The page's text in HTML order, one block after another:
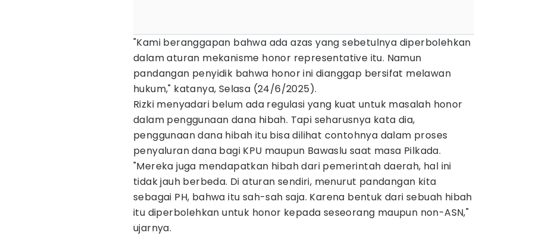
"Kami beranggapan bahwa ada azas yang sebetulnya diperbolehkan
dalam aturan mekanisme honor representative itu. Namun
pandangan penyidik bahwa honor ini dianggap bersifat melawan
hukum," katanya, Selasa (24/6/2025).
Rizki menyadari belum ada regulasi yang kuat untuk masalah honor
dalam penggunaan dana hibah. Tapi seharusnya kata dia,
penggunaan dana hibah itu bisa dilihat contohnya dalam proses
penyaluran dana bagi KPU maupun Bawaslu saat masa Pilkada.
"Mereka juga mendapatkan hibah dari pemerintah daerah, hal ini
tidak jauh berbeda. Di aturan sendiri, menurut pandangan kita
sebagai PH, bahwa itu sah-sah saja. Karena bentuk dari sebuah hibah
itu diperbolehkan untuk honor kepada seseorang maupun non-ASN,"
ujarnya.